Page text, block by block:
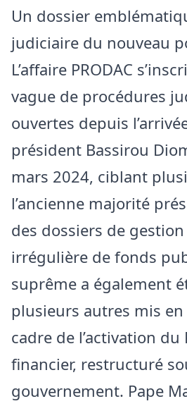
Un dossier
judiciaire du nouveau
L’affaire PRODAC
vague de procédures
ouvertes depuis
président Bassirou
mars 2024, ciblant
l’ancienne majorité
des dossiers de
irrégulière de fonds
suprême a également
plusieurs autres mis
cadre de l’activation
financier, restructuré
gouvernement. Pape